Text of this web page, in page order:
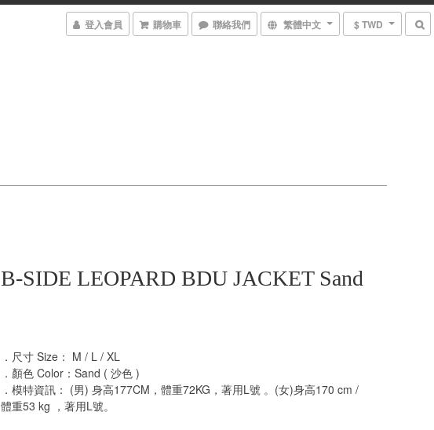
登入會員 購物車 聯絡我們 繁體中文 $ TWD
B-SIDE LEOPARD BDU JACKET Sand
．尺寸 Size： M / L / XL
．顏色 Color：Sand ( 沙色 )
．模特資訊： (男) 身高177CM，體重72KG，著用L號 。(女)身高170 cm /
體重53 kg ，著用L號。